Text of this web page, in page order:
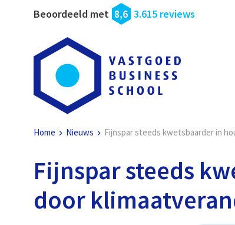
Beoordeeld met 8,6 3.615 reviews
Home Nieuws Fijnspar steeds kwetsbaarder in
Fijnspar steeds
door